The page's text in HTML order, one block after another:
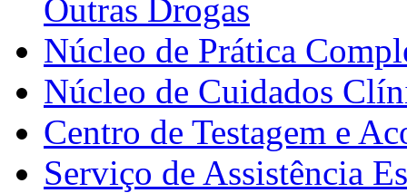
Outras Drogas
Núcleo de Prática
Núcleo de Cuidados
Centro de Testagem e
Serviço de Assistência